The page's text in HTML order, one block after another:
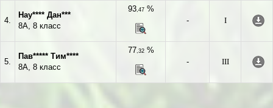
4.
Нау**** Дан***
8А, 8 класс
93,47%
-
I
5.
Пав***** Тим****
8А, 8 класс
77,32%
-
III